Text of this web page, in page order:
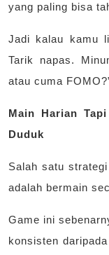
yang paling bisa
Jadi kalau kamu
Tarik napas.
atau cuma
Main Harian
Duduk
Salah satu
adalah bermain
Game ini
konsisten